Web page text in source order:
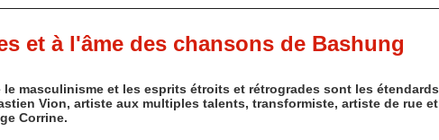
et à l'âme des chansons de Bashung
masculinisme et les esprits étroits et rétrogrades sont les étendards
Vion, artiste aux multiples talents, transformiste, artiste de rue et
Corrine.